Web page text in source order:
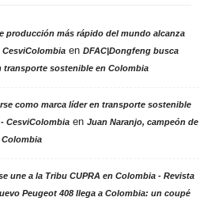
producción más rápido del mundo alcanza
CesviColombia en DFAC|Dongfeng busca
transporte sostenible en Colombia
como marca líder en transporte sostenible
CesviColombia en Juan Naranjo, campeón de
Colombia
une a la Tribu CUPRA en Colombia - Revista
Peugeot 408 llega a Colombia: un coupé